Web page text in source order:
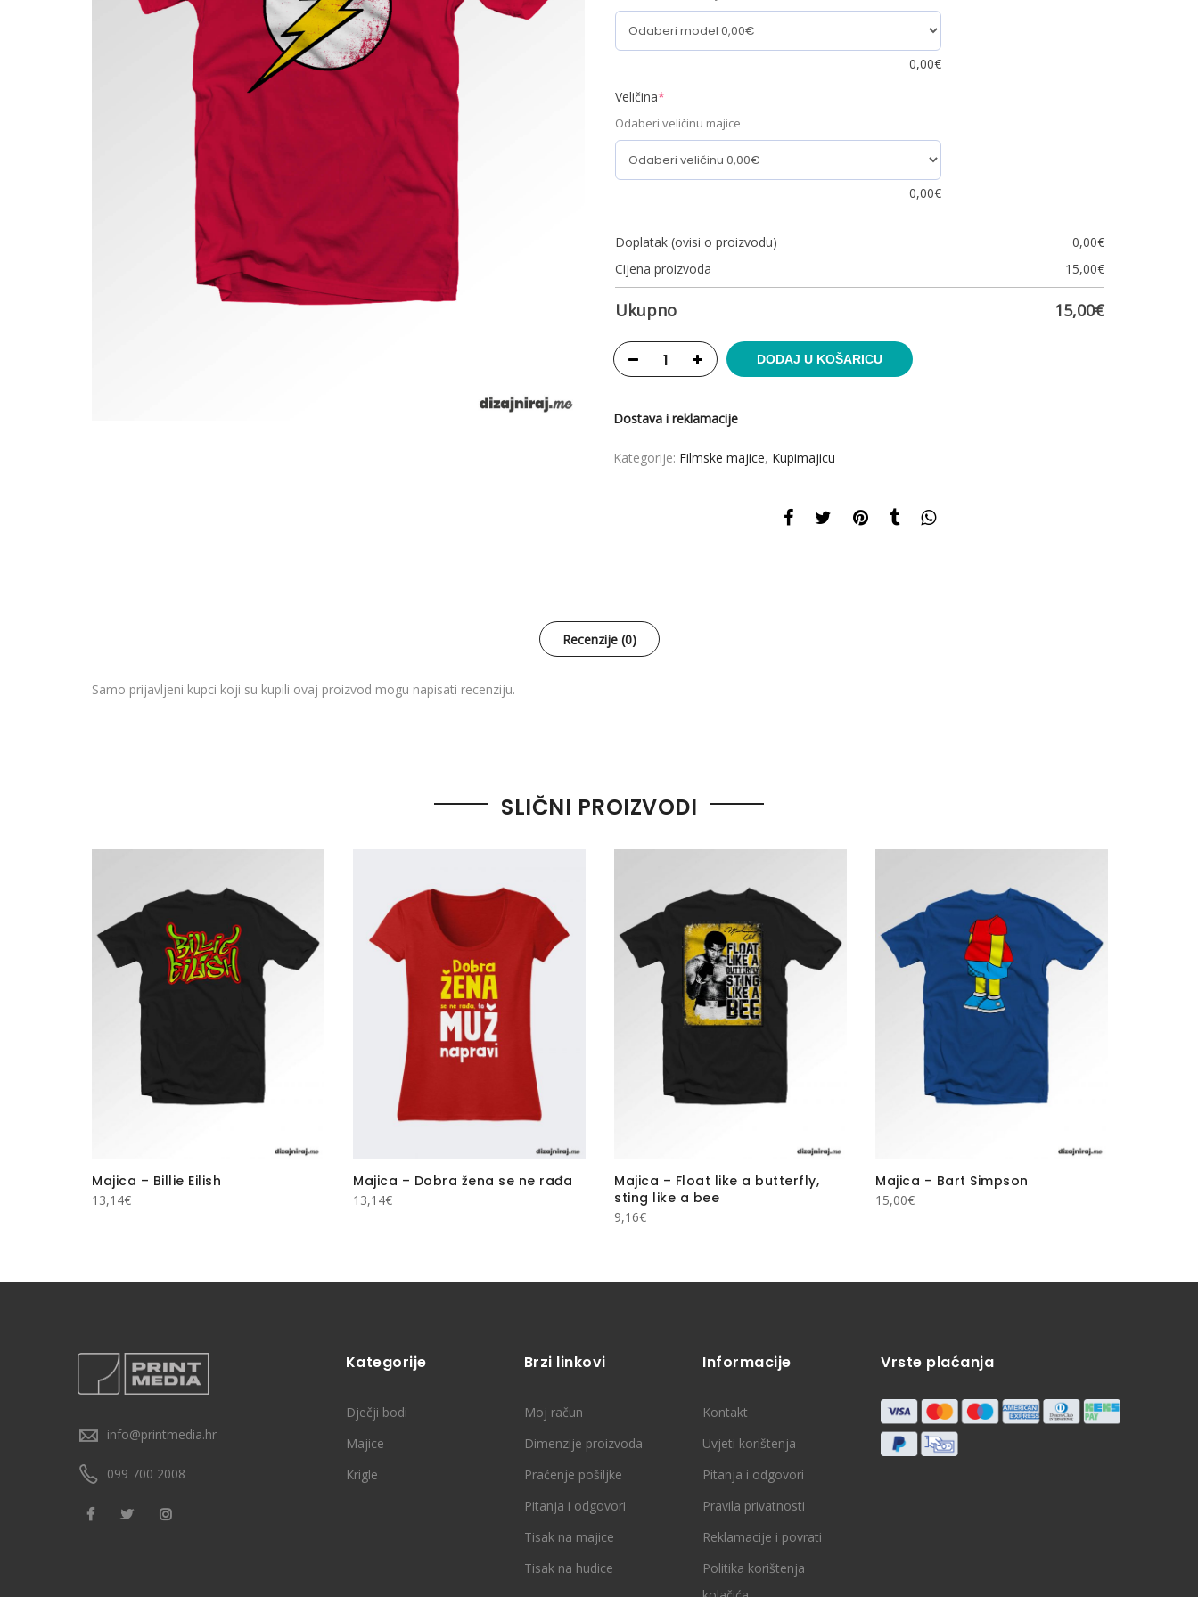
0,00€
Veličina*
Odaberi veličinu majice
0,00€
Doplatak (ovisi o proizvodu) 0,00€
Cijena proizvoda
15,00€
Ukupno 15,00€
DODAJ U KOŠARICU
Dostava i reklamacije
Kategorije: Filmske majice, Kupimajicu
Recenzije (0)
Samo prijavljeni kupci koji su kupili ovaj proizvod mogu napisati recenziju.
SLIČNI PROIZVODI
Majica – Billie Eilish
13,14€
Majica – Dobra žena se ne rađa
13,14€
Majica – Float like a butterfly,
sting like a bee
9,16€
Majica – Bart Simpson
15,00€
info@printmedia.hr
099 700 2008
Kategorije
Dječji bodi
Majice
Krigle
Brzi linkovi
Moj račun
Dimenzije proizvoda
Praćenje pošiljke
Pitanja i odgovori
Tisak na majice
Tisak na hudice
Informacije
Kontakt
Uvjeti korištenja
Pitanja i odgovori
Pravila privatnosti
Reklamacije i povrati
Politika korištenja
Vrste plaćanja